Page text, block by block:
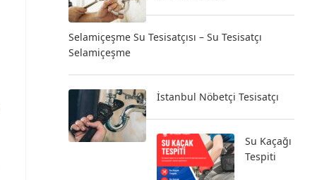
Selamiçeşme Su Tesisatçısı – Su Tesisatçı
Selamiçeşme
İstanbul Nöbetçi Tesisatçı
Su Kaçağı
Tespiti